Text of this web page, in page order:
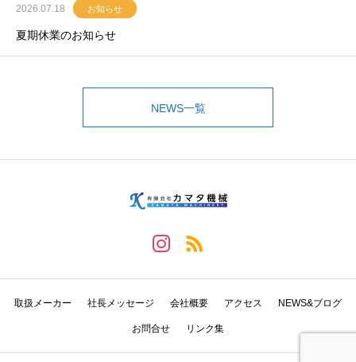
2026.07.18 お知らせ
夏期休業のお知らせ
NEWS一覧
取扱メーカー 社長メッセージ 会社概要 アクセス NEWS&ブログ
お問合せ リンク集